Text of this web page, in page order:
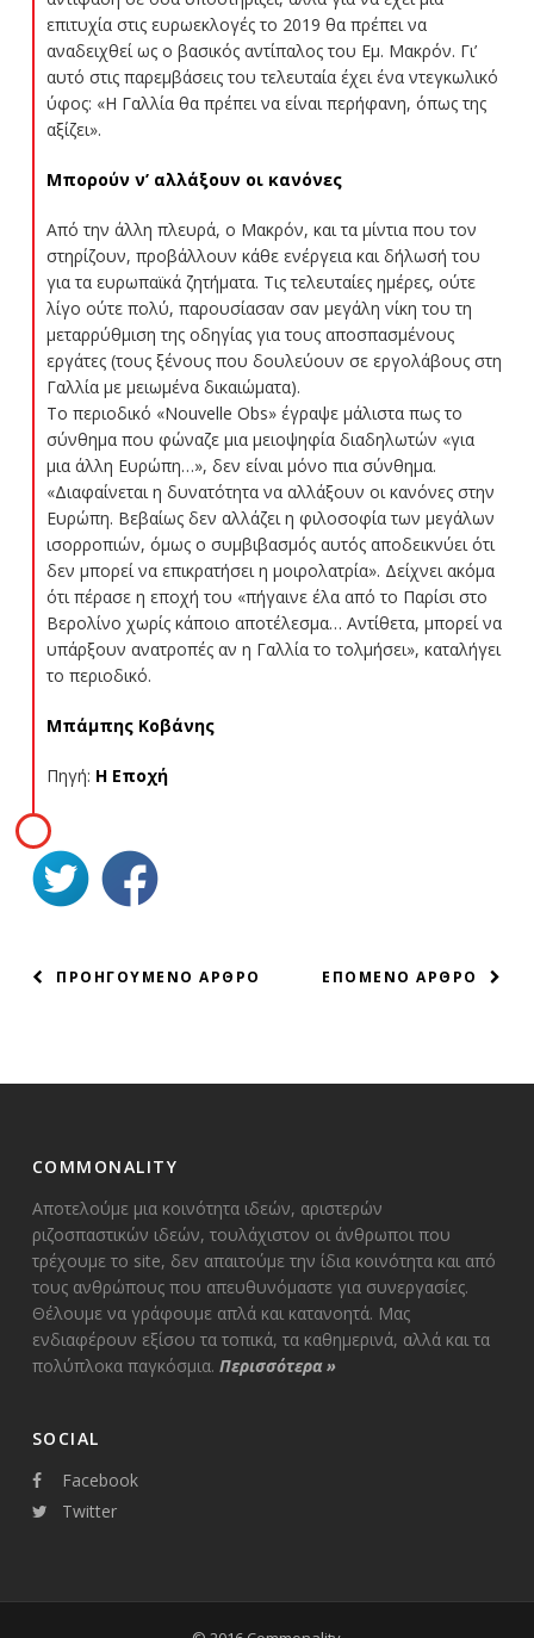
επιτυχία στις ευρωεκλογές το 2019 θα πρέπει να
αναδειχθεί ως ο βασικός αντίπαλος του Εμ. Μακρόν. Γι’
αυτό στις παρεμβάσεις του τελευταία έχει ένα ντεγκωλικό
ύφος: «Η Γαλλία θα πρέπει να είναι περήφανη, όπως της
αξίζει».
Μπορούν ν’ αλλάξουν οι κανόνες
Από την άλλη πλευρά, ο Μακρόν, και τα μίντια που τον
στηρίζουν, προβάλλουν κάθε ενέργεια και δήλωσή του
για τα ευρωπαϊκά ζητήματα. Τις τελευταίες ημέρες, ούτε
λίγο ούτε πολύ, παρουσίασαν σαν μεγάλη νίκη του τη
μεταρρύθμιση της οδηγίας για τους αποσπασμένους
εργάτες (τους ξένους που δουλεύουν σε εργολάβους στη
Γαλλία με μειωμένα δικαιώματα).
Το περιοδικό «Nouvelle Obs» έγραψε μάλιστα πως το
σύνθημα που φώναζε μια μειοψηφία διαδηλωτών «για
μια άλλη Ευρώπη…», δεν είναι μόνο πια σύνθημα.
«Διαφαίνεται η δυνατότητα να αλλάξουν οι κανόνες στην
Ευρώπη. Βεβαίως δεν αλλάζει η φιλοσοφία των μεγάλων
ισορροπιών, όμως ο συμβιβασμός αυτός αποδεικνύει ότι
δεν μπορεί να επικρατήσει η μοιρολατρία». Δείχνει ακόμα
ότι πέρασε η εποχή του «πήγαινε έλα από το Παρίσι στο
Βερολίνο χωρίς κάποιο αποτέλεσμα… Αντίθετα, μπορεί να
υπάρξουν ανατροπές αν η Γαλλία το τολμήσει», καταλήγει
το περιοδικό.
Μπάμπης Κοβάνης
Πηγή: Η Εποχή
ΠΛΟΗΓΗΣΗ
ΕΠΟΜΕΝΟ ΑΡΘΡΟ
ΠΡΟΗΓΟΥΜΕΝΟ ΑΡΘΡΟ
COMMONALITY
Αποτελούμε μια κοινότητα ιδεών, αριστερών
ριζοσπαστικών ιδεών, τουλάχιστον οι άνθρωποι που
τρέχουμε το site, δεν απαιτούμε την ίδια κοινότητα και από
τους ανθρώπους που απευθυνόμαστε για συνεργασίες.
Θέλουμε να γράφουμε απλά και κατανοητά. Μας
ενδιαφέρουν εξίσου τα τοπικά, τα καθημερινά, αλλά και τα
πολύπλοκα παγκόσμια. Περισσότερα»
SOCIAL
Facebook
Twitter